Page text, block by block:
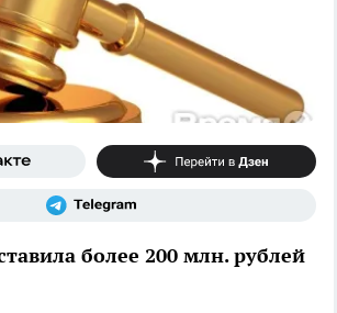
более 200 млн. рублей